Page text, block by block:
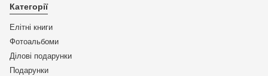
Категорії
Елітні книги
Фотоальбоми
Ділові подарунки
Подарунки